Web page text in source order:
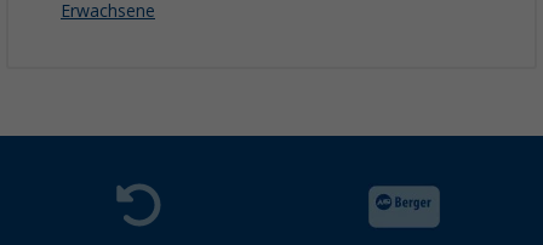
Erwachsene